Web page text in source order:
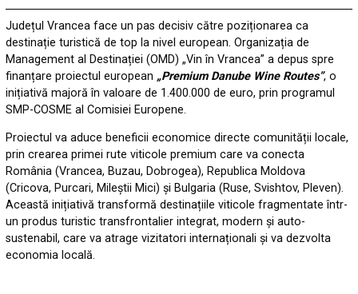
Județul Vrancea face un pas decisiv către poziționarea ca
destinație turistică de top la nivel european. Organizația de
Management al Destinației (OMD) „Vin în Vrancea” a depus spre
finanțare proiectul european „Premium Danube Wine Routes”, o
inițiativă majoră în valoare de 1.400.000 de euro, prin programul
SMP-COSME al Comisiei Europene.
Proiectul va aduce beneficii economice directe comunității locale,
prin crearea primei rute viticole premium care va conecta
România (Vrancea, Buzau, Dobrogea), Republica Moldova
(Cricova, Purcari, Mileștii Mici) și Bulgaria (Ruse, Svishtov, Pleven).
Această inițiativă transformă destinațiile viticole fragmentate într-
un produs turistic transfrontalier integrat, modern și auto-
sustenabil, care va atrage vizitatori internaționali și va dezvolta
economia locală.